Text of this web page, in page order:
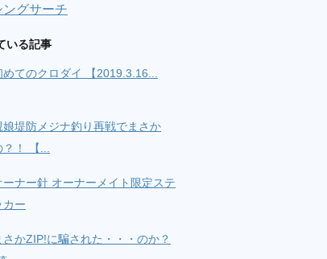
グサーチ
いる記事
めてのクロダイ 【2019.3.16...
娘堤防メジナ釣り再戦でまさか
？！ 【...
ーナー針 オーナーメイト限定ステ
カー
さかZIP!に騙された・・・のか？